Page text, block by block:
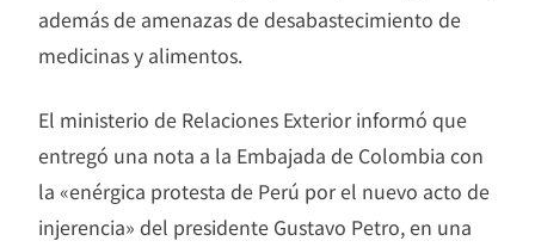
además de amenazas de desabastecimiento de
medicinas y alimentos.
El ministerio de Relaciones Exterior informó que
entregó una nota a la Embajada de Colombia con
la «enérgica protesta de Perú por el nuevo acto de
injerencia» del presidente Gustavo Petro, en una